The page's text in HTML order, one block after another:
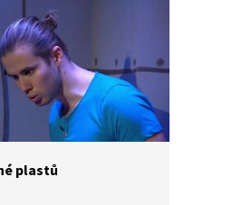
naléhavost řešit
Jak na to?
plastů